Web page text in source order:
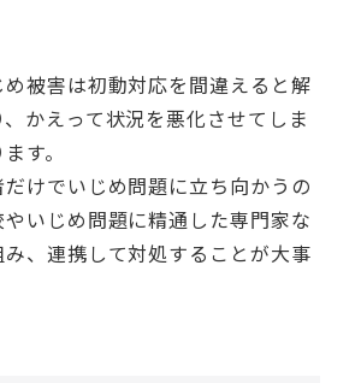
被害は初動対応を間違えると解
かえって状況を悪化させてしま
す。
けでいじめ問題に立ち向かうの
いじめ問題に精通した専門家な
、連携して対処することが大事